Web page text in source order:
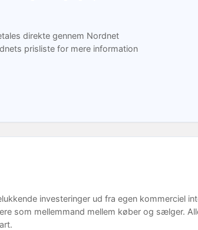
direkte gennem Nordnet
prisliste for mere information
investeringer ud fra egen kommerciel
som mellemmand mellem køber og sælger.